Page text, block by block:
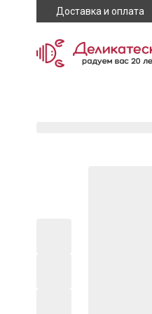
Доставка и оплата